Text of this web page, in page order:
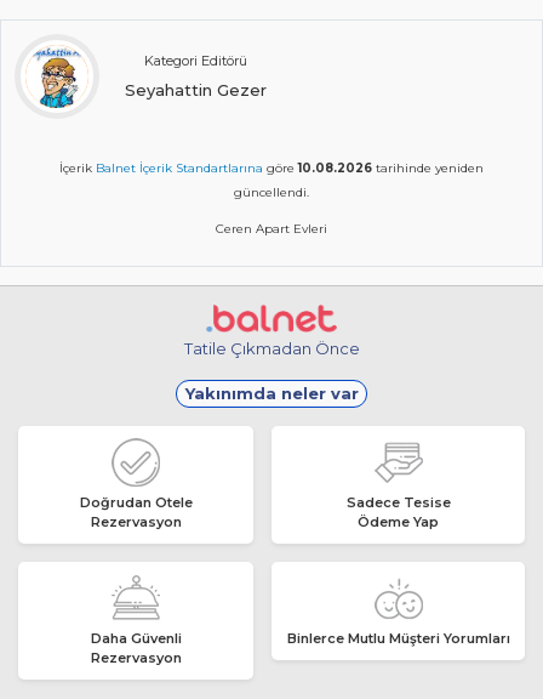
Kategori Editörü
Seyahattin Gezer
İçerik Balnet İçerik Standartlarına göre10.08.2026 tarihinde yeniden
güncellendi.
Ceren Apart Evleri
Tatile Çıkmadan Önce
Yakınımda neler var
Doğrudan Otele
Rezervasyon
Sadece Tesise
Ödeme Yap
Daha Güvenli
Rezervasyon
Binlerce Mutlu Müşteri Yorumları